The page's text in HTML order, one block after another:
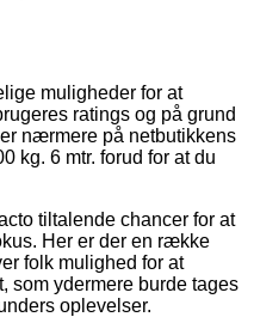
muligheder for at
ratings og på grund
nærmere på netbutikkens
kg. 6 mtr. forud for at du
tiltalende chancer for at
Her er der en række
folk mulighed for at
som ydermere burde tages
oplevelser.